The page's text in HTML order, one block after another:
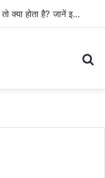
Sawan 2026: सावन में नाग-नागिन का जोड़ा दिखे तो क्या होता है? जानें इसका संकेत